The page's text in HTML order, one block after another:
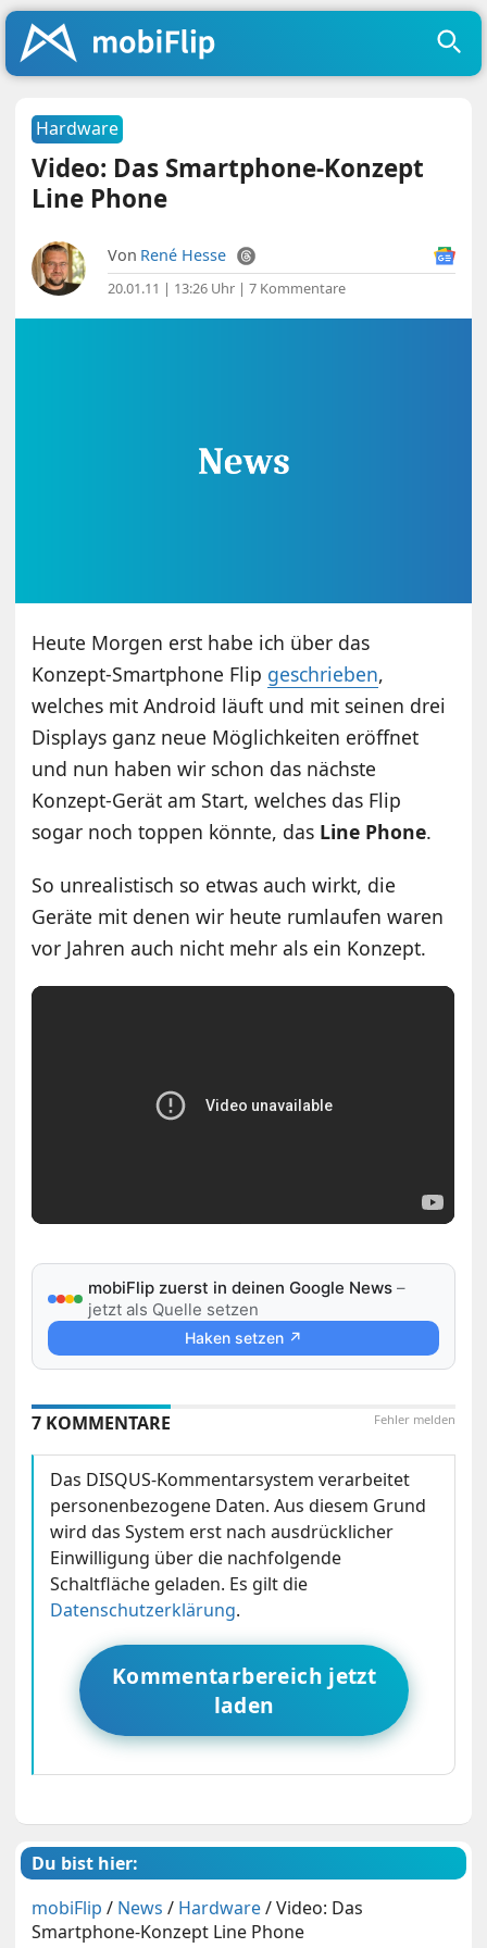
Hardware
Video: Das Smartphone-Konzept
Line Phone
Von René Hesse
20.01.11 | 13:26 Uhr |7 Kommentare
Heute Morgen erst habe ich über das
Konzept-Smartphone Flip geschrieben,
welches mit Android läuft und mit seinen drei
Displays ganz neue Möglichkeiten eröffnet
und nun haben wir schon das nächste
Konzept-Gerät am Start, welches das Flip
sogar noch toppen könnte, das Line Phone.
So unrealistisch so etwas auch wirkt, die
Geräte mit denen wir heute rumlaufen waren
vor Jahren auch nicht mehr als ein Konzept.
mobiFlip zuerst in deinen Google News –
jetzt als Quelle setzen
Haken setzen ↗
Fehler melden
7 KOMMENTARE
Das DISQUS-Kommentarsystem verarbeitet
personenbezogene Daten. Aus diesem Grund
wird das System erst nach ausdrücklicher
Einwilligung über die nachfolgende
Schaltfläche geladen. Es gilt die
Datenschutzerklärung.
Kommentarbereich jetzt
laden
Du bist hier:
mobiFlip / News / Hardware/Video: Das
Smartphone-Konzept Line Phone